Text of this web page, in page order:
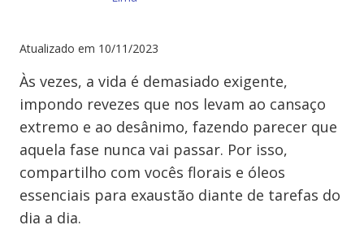
Atualizado em 10/11/2023
Às vezes, a vida é demasiado exigente,
impondo revezes que nos levam ao cansaço
extremo e ao desânimo, fazendo parecer que
aquela fase nunca vai passar. Por isso,
compartilho com vocês florais e óleos
essenciais para exaustão diante de tarefas do
dia a dia.